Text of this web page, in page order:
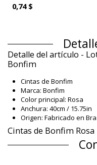
0,74 $
Detalle del artículo -
Bonfim
Cintas de Bonfim
Marca: Bonfim
Color principal: Rosa
Anchura: 40cm / 15.75in
Origen: Fabricado en
Cintas de Bonfim